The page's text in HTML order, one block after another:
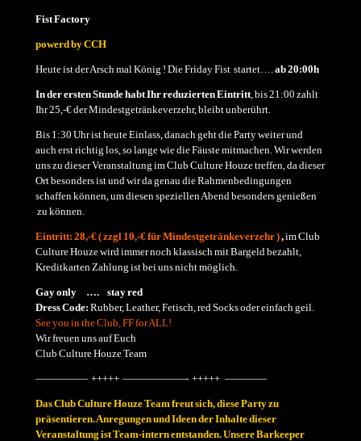
Fist Factory
powerd by CCH
Heute ist der Arsch mal König ! Die Friday Fist startet….ab 20:00h
In der ersten Stunde habt Ihr reduzierten Eintritt, bis 21:00 zahlt
Ihr 25,-€ der Mindestgetränkeverzehr, bleibt unberührt.
Bis 1:30 Uhr ist heute Einlass, danach geht die Party weiter und
auch erst richtig los, so lange wie die Fäuste mitmachen. Wir werden
uns zu dieser Veranstaltung im Club Culture Houze treffen, da dieser
Ort besonders ist und wir da genau die Rahmenbedingungen
schaffen können, um diesen speziellen Abend besonders genießen
zu können.
Eintritt: 28,-€ ( zzgl 10,-€ für Mindestgetränkeverzehr ),im Club
Culture Houze wird immer noch klassisch mit Bargeld bezahlt,
Kreditkarten Zahlung ist bei uns nicht möglich.
Gay only …. stay red
Dress Code: Rubber, Leather, Fetisch, red Socks oder einfach geil.
See you in the Club, FF for ALL!
Wir freuen uns auf Euch
Club Culture Houze Team
————— +++++ ——————- +++++ ————
Das Club Culture Houze Team freut sich, diese Party zu
präsentieren. Anregungen und Ideen der Inhalte dieser
Veranstaltung ist Team-intern entstanden. Unsere Barkeeper